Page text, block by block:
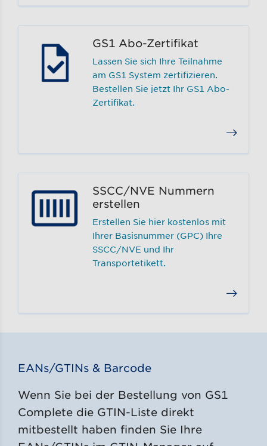
GS1 Abo-Zertifikat
Lassen Sie sich Ihre Teilnahme
am GS1 System zertifizieren.
Bestellen Sie jetzt Ihr GS1 Abo-
Zertifikat.
SSCC/NVE Nummern
erstellen
Erstellen Sie hier kostenlos mit
Ihrer Basisnummer (GPC) Ihre
SSCC/NVE und Ihr
Transportetikett.
EANs/GTINs & Barcode
Wenn Sie bei der Bestellung von GS1
Complete die GTIN-Liste direkt
mitbestellt haben finden Sie Ihre